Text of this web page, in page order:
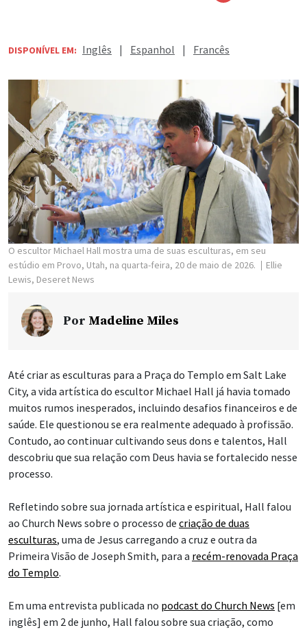
DISPONÍVEL EM: Inglês | Espanhol | Francês
O escultor Michael Hall mostra uma de suas esculturas, em seu
estúdio em Provo, Utah, na quarta-feira, 20 de maio de 2026.
Ellie
Lewis, Deseret News
Por Madeline Miles
Até criar as esculturas para a Praça do Templo em Salt Lake
City, a vida artística do escultor Michael Hall já havia tomado
muitos rumos inesperados, incluindo desafios financeiros e de
saúde. Ele questionou se era realmente adequado à profissão.
Contudo, ao continuar cultivando seus dons e talentos, Hall
descobriu que sua relação com Deus havia se fortalecido nesse
processo.
Refletindo sobre sua jornada artística e espiritual, Hall falou
ao Church News sobre o processo de criação de duas
esculturas, uma de Jesus carregando a cruz e outra da
Primeira Visão de Joseph Smith, para a recém-renovada Praça
do Templo.
Em uma entrevista publicada no podcast do Church News [em
inglês] em 2 de junho, Hall falou sobre sua criação, como